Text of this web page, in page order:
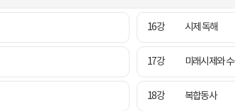
16강 시제 독해
17강 미래시제와
18강 복합동사